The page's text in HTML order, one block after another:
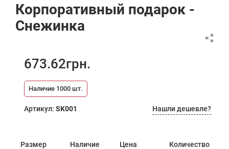
Корпоративный подарок -
Снежинка
673.62грн.
Наличие 1000 шт.
Нашли дешевле?
Артикул: SK001
Размер Наличие Цена Количество